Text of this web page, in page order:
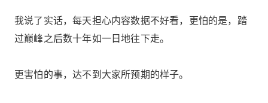
我说了实话，每天担心内容数据不好看，更怕的是，踏
过巅峰之后数十年如一日地往下走。
更害怕的事，达不到大家所预期的样子。